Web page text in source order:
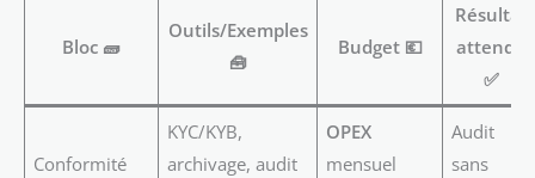
Bloc 🧱
Outils/Exemples
🧰
Budget 💶
Résultat
attendu
✅
Conformité
KYC/KYB,
archivage, audit
OPEX
mensuel
Audit
sans